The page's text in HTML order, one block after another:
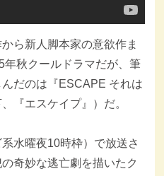
ら新人脚本家の意欲作ま
年秋クールドラマだが、筆
だのは『ESCAPE それは
『エスケイプ』）だ。
水曜夜10時枠）で放送さ
奇妙な逃亡劇を描いたク